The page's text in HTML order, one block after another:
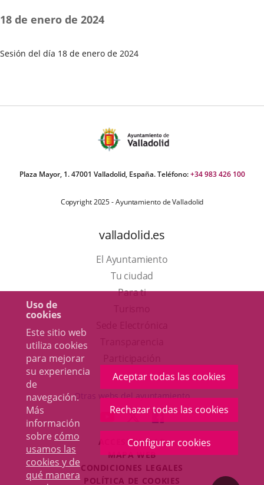
Uso de
cookies
Este sitio web
utiliza cookies
para mejorar
su experiencia
de
navegación.
Más
información
sobre cómo
usamos las
cookies y de
qué manera
Aceptar todas las cookies
Rechazar todas las cookies
Configurar cookies
Sesión del día 18 de enero de 2024
18 de enero de 2024
Plaza Mayor, 1. 47001 Valladolid, España. Teléfono:+34 983 426 100
Copyright 2025 - Ayuntamiento de Valladolid
valladolid.es
El Ayuntamiento
Tu ciudad
Para ti
en
una
ventana
nueva.
aplicación
externa.
Otras webs del ayuntamiento
ENLACE
A
UNA
APLICACIÓN
EXTERNA.
ENLACE
A
UNA
APLICACIÓN
EXTERNA.
ENLACE
A
UNA
EXTERNA.
ACCESIBILIDAD
MAPA WEB
CONDICIONES LEGALES
POLÍTICA DE COOKIES